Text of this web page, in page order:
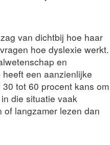
van dichtbij hoe haar
hoe dyslexie werkt.
en
een aanzienlijke
tot 60 procent kans om
die situatie vaak
langzamer lezen dan